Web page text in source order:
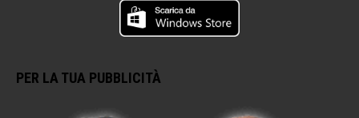
PER LA TUA PUBBLICITÀ